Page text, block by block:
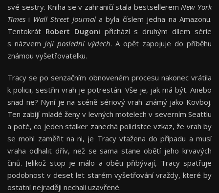
své sestry. Kniha se v zahraničí stala bestselleremNew York
Times i Wall Street Journala byla číslem jedna na Amazonu.
Tentokrát Robert Dugoni přichází s druhým dílem série
s názvem Její poslední výdech. A opět zapojuje do příběhu
známou vyšetřovatelku.
Tracy se po senzačním obnoveném procesu nakonec vrátila
k policii, sestřin vrah je potrestán. Vše je, jak má být. Anebo
snad ne? Nyní je na scéně sériový vrah známý jako Kovboj.
Ten zabíjí mladé ženy v levných motelech v severním Seattlu
a poté, co jeden stalker zanechá policistce vzkaz, že vrah by
se mohl zaměřit na ni, je Tracy vtažena do případu a musí
vraha odhalit dřív, než se sama stane obětí jeho krvavých
činů. Jelikož stop je málo a oběti přibývají, Tracy spatřuje
podobnost v deset let starém vyšetřování vraždy, které by
ostatní nejraději nechali uzavřené.